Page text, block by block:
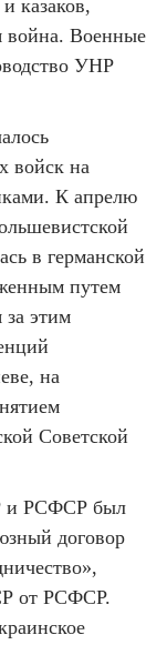
казаков,
война. Военные
УНР
войск на
К апрелю
в германской
путем
за этим
на
Советской
и РСФСР был
договор
от РСФСР.